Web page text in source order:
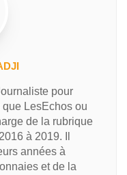
pour
LesEchos ou
de la rubrique
à 2019. Il
années à
et de la